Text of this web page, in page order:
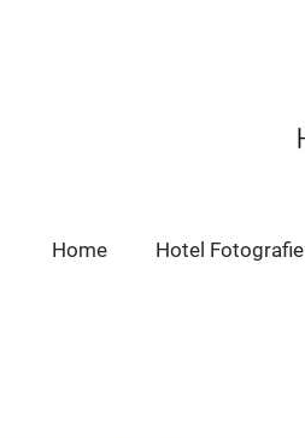
Home Hotel Fotografie